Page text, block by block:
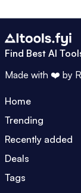
Find Best AI
Made with ❤️ by
Home
Trending
Recently added
Deals
Tags